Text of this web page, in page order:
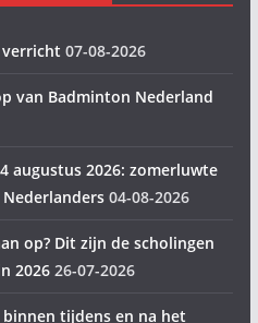
verricht 07-08-2026
van Badminton Nederland
augustus 2026: zomerluwte
04-08-2026
op? Dit zijn de scholingen
2026 26-07-2026
tijdens en na het